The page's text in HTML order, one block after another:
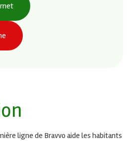
ligne de Bravvo aide les habitants